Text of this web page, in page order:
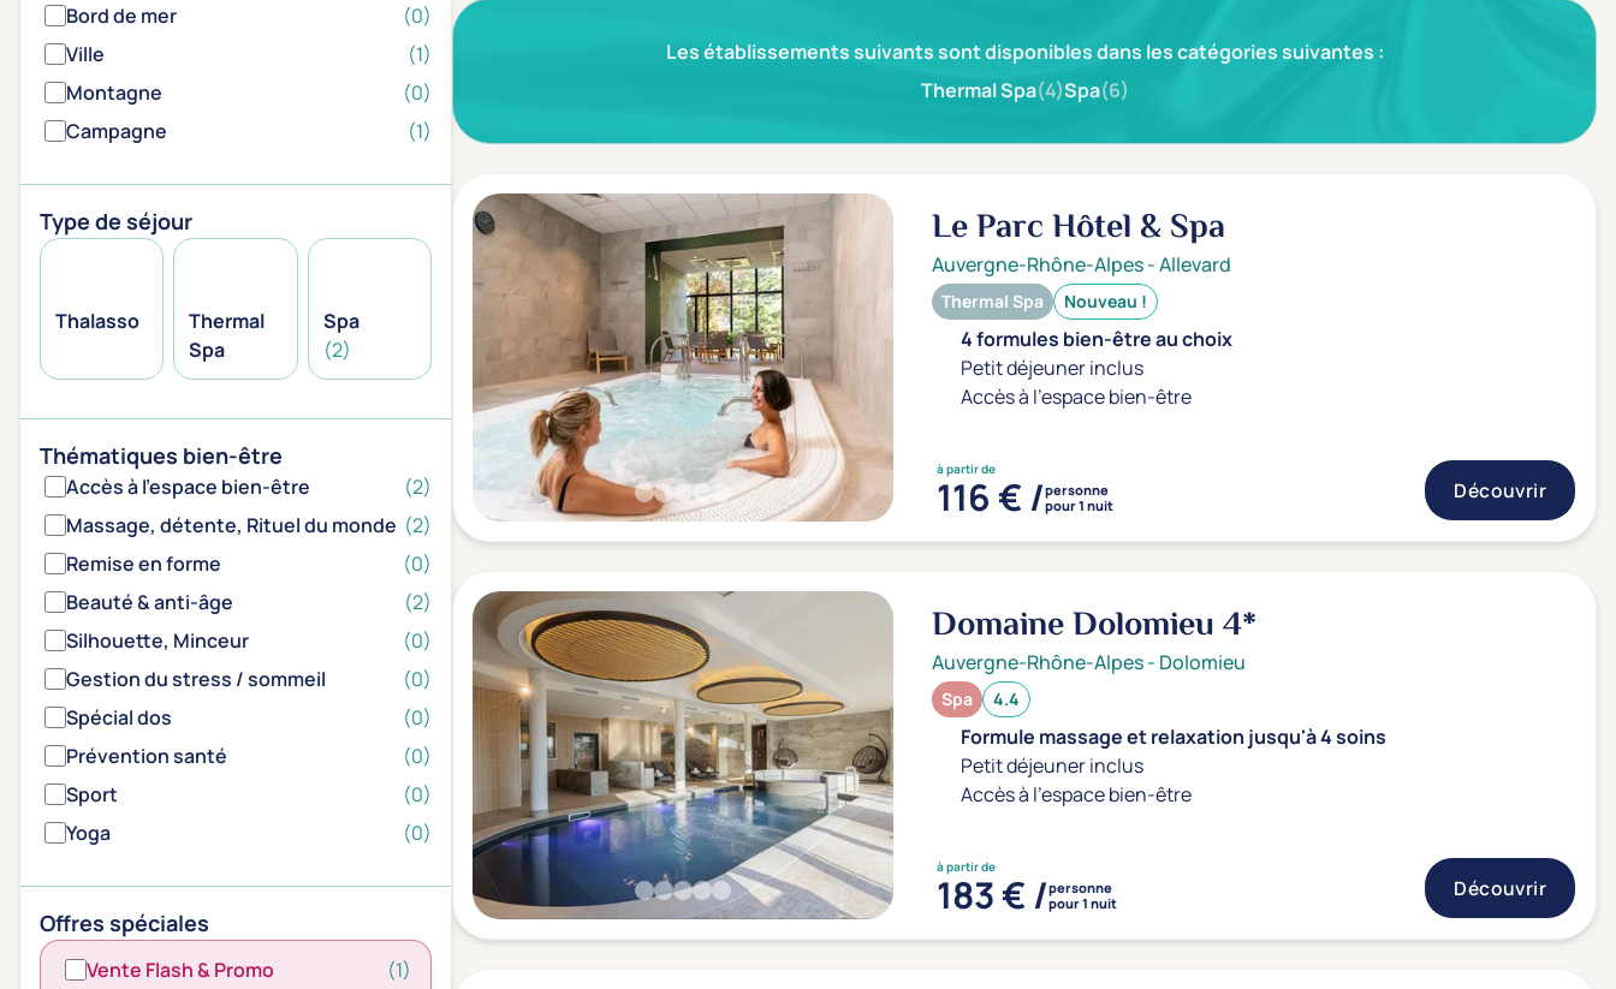
Bord de mer
(0)
Ville
(1)
Montagne
(0)
Campagne
(1)
Type de séjour
Thalasso
Thermal
Spa
Spa
(2)
Thématiques bien-être
Accès à l'espace bien-être
(2)
Massage, détente, Rituel du monde (2)
Remise en forme
(0)
Beauté & anti-âge
(2)
Silhouette, Minceur
(0)
Gestion du stress / sommeil
(0)
Spécial dos
(0)
Prévention santé
(0)
Sport
(0)
Yoga
(0)
Offres spéciales
Vente Flash & Promo
(1)
Les établissements suivants sont disponibles dans les catégories suivantes :
Thermal Spa(4)Spa(6)
Le Parc Hôtel & Spa
Auvergne-Rhône-Alpes-Allevard
Thermal Spa Nouveau !
4 formules bien-être au choix
Petit déjeuner inclus
Accès à l'espace bien-être
à partir de
116 € /personne
pour 1 nuit
Découvrir
Domaine Dolomieu4*
Auvergne-Rhône-Alpes- Dolomieu
Spa 4.4
Formule massage et relaxation jusqu'à 4 soins
Petit déjeuner inclus
Accès à l'espace bien-être
à partir de
183 € /personne
pour 1 nuit
Découvrir